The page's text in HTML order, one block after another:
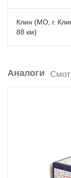
Клин (МО, г.
88 км)
Аналоги